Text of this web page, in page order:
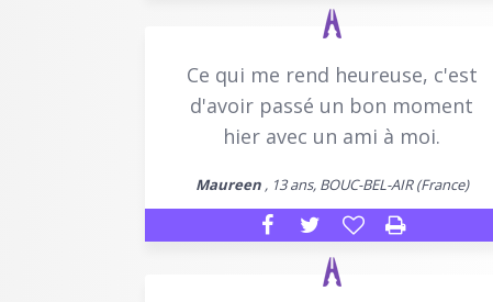
Ce qui me rend heureuse, c'est
d'avoir passé un bon moment
hier avec un ami à moi.
Maureen, 13 ans, BOUC-BEL-AIR (France)